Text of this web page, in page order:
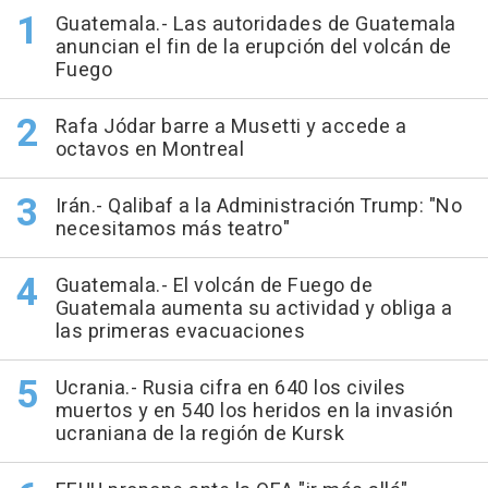
Guatemala.- Las autoridades de Guatemala
anuncian el fin de la erupción del volcán de
Fuego
Rafa Jódar barre a Musetti y accede a
octavos en Montreal
Irán.- Qalibaf a la Administración Trump: "No
necesitamos más teatro"
Guatemala.- El volcán de Fuego de
Guatemala aumenta su actividad y obliga a
las primeras evacuaciones
Ucrania.- Rusia cifra en 640 los civiles
muertos y en 540 los heridos en la invasión
ucraniana de la región de Kursk